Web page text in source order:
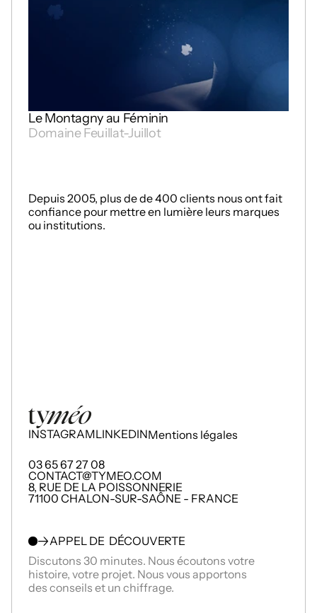
Le Montagny au Féminin
Domaine Feuillat-Juillot
Depuis 2005, plus de de 400 clients nous ont fait
confiance pour mettre en lumière leurs marques
ou institutions.
INSTAGRAMLINKEDINMentions légales
03 65 67 27 08
CONTACT@TYMEO.COM
8, RUE DE LA POISSONNERIE
71100 CHALON-SUR-SAÔNE - FRANCE
APPEL DE  DÉCOUVERTE
Discutons 30 minutes. Nous écoutons votre
histoire, votre projet. Nous vous apportons
des conseils et un chiffrage.